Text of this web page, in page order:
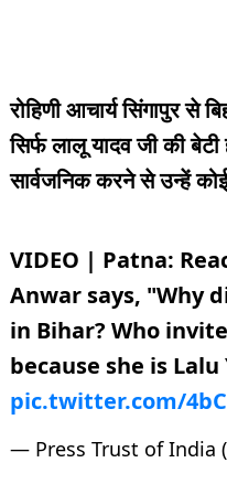
रोहिणी आचार्य सिंगापुर से
सिर्फ लालू यादव जी की
सार्वजनिक करने से उन्हें
VIDEO | Patna:
Anwar says, "Why
in Bihar? Who
because she is
pic.twitter.com/
— Press Trust of India